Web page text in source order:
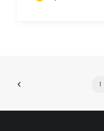
1